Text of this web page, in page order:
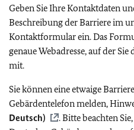
Geben Sie Ihre Kontaktdaten
Beschreibung der Barriere im
Kontaktformular ein. Das
genaue Webadresse, auf der
mit.
Sie können eine etwaige
Gebärdentelefon melden,
Deutsch)
. Bitte beachten